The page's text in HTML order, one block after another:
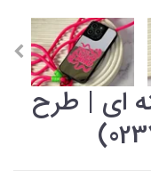
ای | طرح